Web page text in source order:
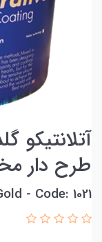
آتلانتیکو
طرح دار
- Code: 1021